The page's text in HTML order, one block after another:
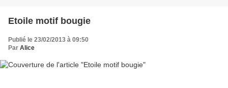
Etoile motif bougie
Publié le 23/02/2013 à 09:50
Par Alice